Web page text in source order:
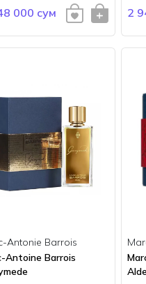
000 сум 2
Antonie Barrois
Antoine Barrois